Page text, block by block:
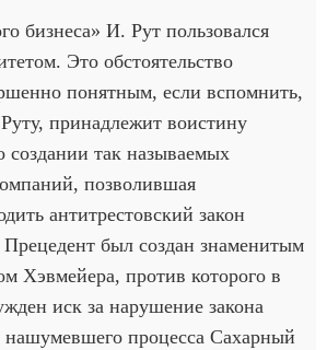
бизнеса» И. Рут пользовался
Это обстоятельство
понятным, если вспомнить,
принадлежит воистину
создании так называемых
позволившая
антитрестовский закон
был создан знаменитым
Хэвмейера, против которого в
иск за нарушение закона
процесса Сахарный